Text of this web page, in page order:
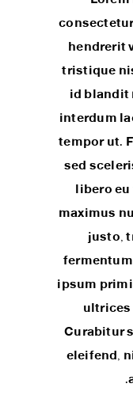
عن اعمدة المملكة
اخبار الشركة
hendrerit
tristique
id
interdum
tempor ut.
sed
libero
maximus
justo,
ipsum
Curabitur
eleifend,